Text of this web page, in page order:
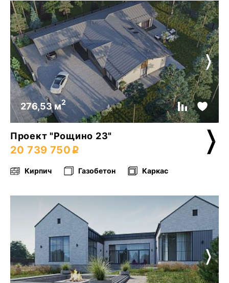
276,53 м2
Проект "Рощино 23"
20 739 750
Кирпич Газобетон Каркас